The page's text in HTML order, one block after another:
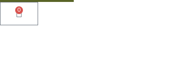
0
Cart